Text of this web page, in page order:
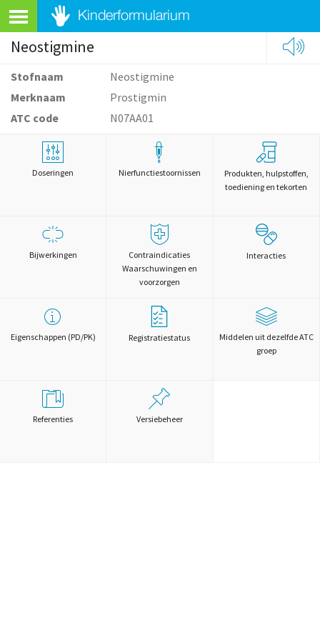
Neostigmine
Stofnaam
Neostigmine
Merknaam
Prostigmin
ATC code
N07AA01
Doseringen Nierfunctiestoornissen
Produkten, hulpstoffen,
toediening en tekorten
Bijwerkingen
Contraindicaties
Waarschuwingen en
voorzorgen
Interacties
Eigenschappen (PD/PK) Registratiestatus
Middelen uit dezelfde ATC
groep
Referenties Versiebeheer